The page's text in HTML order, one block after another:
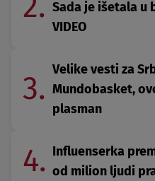
Sada je išetala u
VIDEO
3.
Velike vesti za
Mundobasket,
plasman
4. Influenserka
od milion ljudi